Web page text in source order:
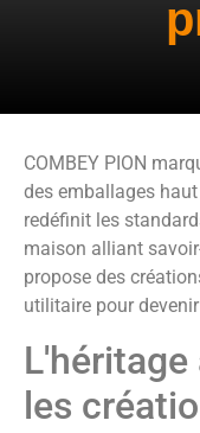
COMBEY PION
des emballages
redéfinit les
maison alliant
propose des
utilitaire pour
les